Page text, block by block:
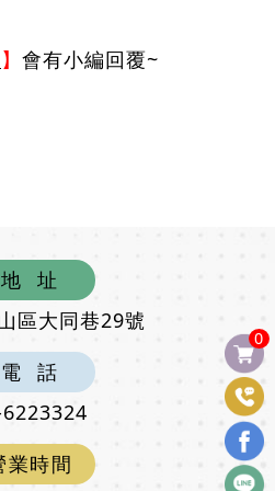
0
】 會有小編回覆~
地
址
區大同巷29號
電
話
業時間